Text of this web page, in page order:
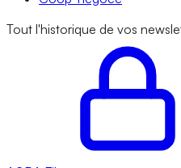
Tout l'historique de vos